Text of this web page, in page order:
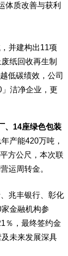
体质改善与获利
并建构出11项
纸回收再生制
低碳绩效，公司
洁净企业，更
、14座绿色包装
产能420万吨，
方公尺，本次联
运周转金。
兆丰银行 、彰化
金融机构参
％，最终签约金
未来发展深具